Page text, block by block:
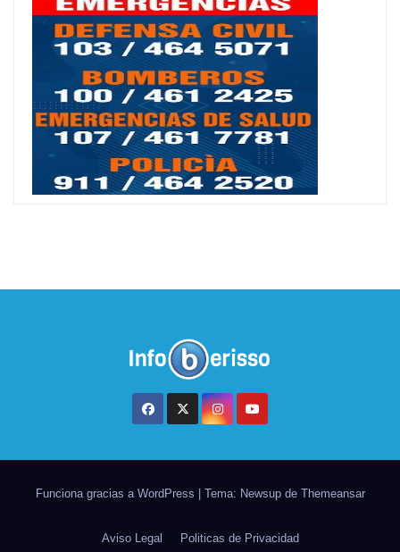
Funciona gracias a WordPress Tema: Newsup de Themeansar
Aviso Legal Politicas de Privacidad